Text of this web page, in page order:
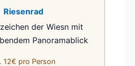
Riesenrad
der Wiesn mit
Panoramablick
12€ pro Person